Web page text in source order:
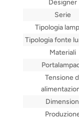
Designer
Serie
Tipologia
Tipologia fonte
Materiali
Tensione